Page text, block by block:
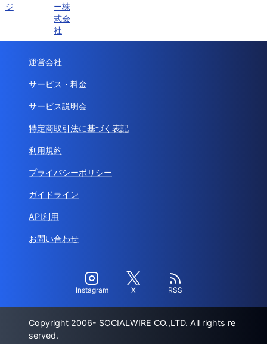
ジ
ー株
式会
社
運営会社
サービス・料金
サービス説明会
特定商取引法に基づく表記
利用規約
プライバシーポリシー
ガイドライン
API利用
お問い合わせ
Instagram X RSS
Copyright 2006- SOCIALWIRE CO.,LTD. All rights re
served.